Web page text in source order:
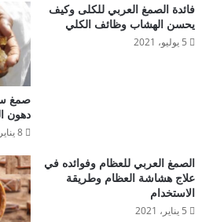
فائدة الصمغ العربي للكلى وكيف
يحسن الهشاب وظائف الكلي
5 يوليو، 2021
صمغ
دهون
8 يناير، 2021
الصمغ العربي للعظام وفوائده في
علاج هشاشة العظام وطريقة
الاستخدام
5 يناير، 2021